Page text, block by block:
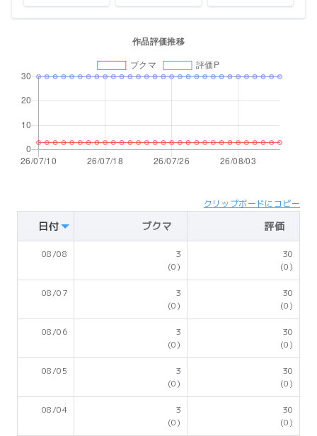
クリップボードにコピー
日付 ブクマ 評価
08/08
3
(0)
30
(0)
08/07
3
(0)
30
(0)
08/06
3
(0)
30
(0)
08/05
3
(0)
30
(0)
08/04
3
(0)
30
(0)